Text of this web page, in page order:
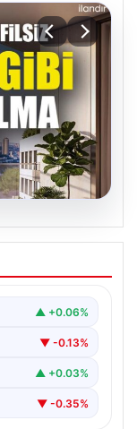
ile Kendi
173
▲ +0.06%
▼ -0.13%
▲ +0.03%
▼ -0.35%